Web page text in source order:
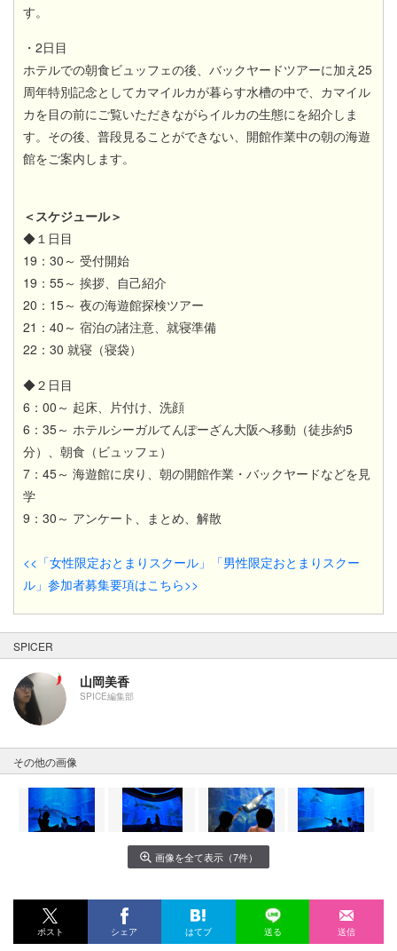
す。
・2日目
ホテルでの朝食ビュッフェの後、バックヤードツアーに加え25
周年特別記念としてカマイルカが暮らす水槽の中で、カマイル
カを目の前にご覧いただきながらイルカの生態にを紹介しま
す。その後、普段見ることができない、開館作業中の朝の海遊
館をご案内します。
＜スケジュール＞
◆１日目
19：30～ 受付開始
19：55～ 挨拶、自己紹介
20：15～ 夜の海遊館探検ツアー
21：40～ 宿泊の諸注意、就寝準備
22：30 就寝（寝袋）
◆２日目
6：00～ 起床、片付け、洗顔
6：35～ ホテルシーガルてんぽーざん大阪へ移動（徒歩約5
分）、朝食（ビュッフェ）
7：45～ 海遊館に戻り、朝の開館作業・バックヤードなどを見
学
9：30～ アンケート、まとめ、解散
<<「女性限定おとまりスクール」「男性限定おとまりスクー
ル」参加者募集要項はこちら>>
SPICER
山岡美香
SPICE編集部
その他の画像
画像を全て表示（7件）
ポスト シェア はてブ 送る 送信